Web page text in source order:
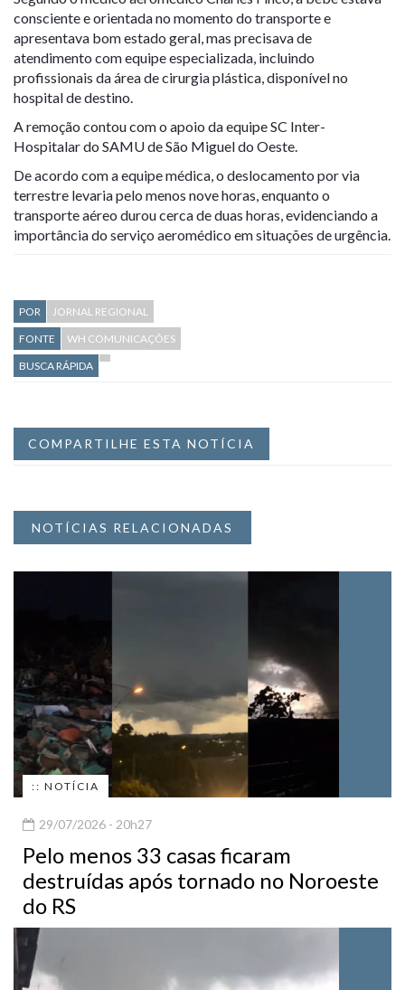
consciente e orientada no momento do transporte e
apresentava bom estado geral, mas precisava de
atendimento com equipe especializada, incluindo
profissionais da área de cirurgia plástica, disponível no
hospital de destino.
A remoção contou com o apoio da equipe SC Inter-
Hospitalar do SAMU de São Miguel do Oeste.
De acordo com a equipe médica, o deslocamento por via
terrestre levaria pelo menos nove horas, enquanto o
transporte aéreo durou cerca de duas horas, evidenciando a
importância do serviço aeromédico em situações de urgência.
POR
JORNAL REGIONAL
FONTE
WH COMUNICAÇÕES
BUSCA RÁPIDA
COMPARTILHE ESTA NOTÍCIA
NOTÍCIAS RELACIONADAS
:: NOTÍCIA
29/07/2026 - 20h27
Pelo menos 33 casas ficaram
destruídas após tornado no Noroeste
do RS